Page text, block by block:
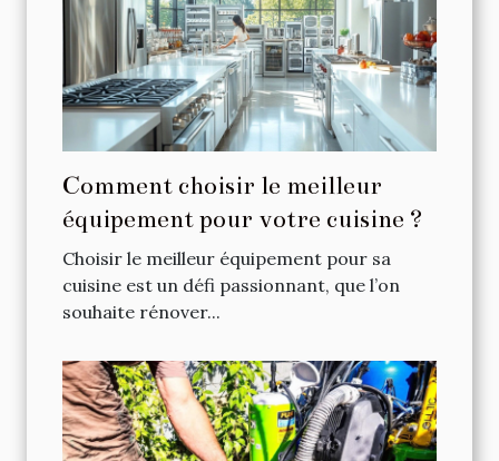
Comment choisir le meilleur
équipement pour votre cuisine ?
Choisir le meilleur équipement pour sa
cuisine est un défi passionnant, que l’on
souhaite rénover...